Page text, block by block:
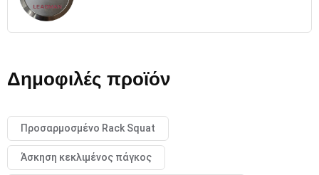
Δημοφιλές προϊόν
Προσαρμοσμένο Rack Squat
Άσκηση κεκλιμένος πάγκος